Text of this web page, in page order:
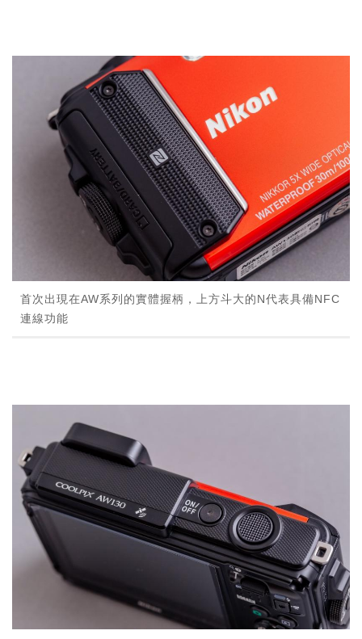
首次出現在AW系列的實體握柄，上方斗大的N代表具備NFC
連線功能